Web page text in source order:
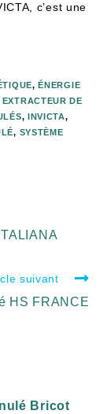
c’est une
, ÉNERGIE
EXTRACTEUR DE
, INVICTA,
, SYSTÈME
suivant
HS FRANCE
Bricot